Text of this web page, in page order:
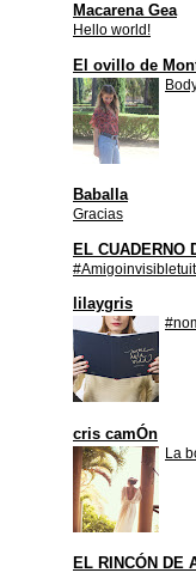
Macarena Gea
Hello world!
El ovillo de
Baballa
Gracias
EL CUADERNO
lilaygris
cris camÓn
La
EL RINCÓN DE